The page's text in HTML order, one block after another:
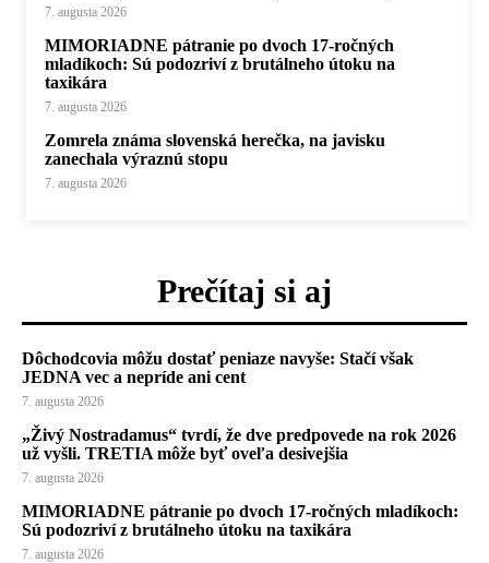
7. augusta 2026
MIMORIADNE pátranie po dvoch 17-ročných
mladíkoch: Sú podozriví z brutálneho útoku na
taxikára
7. augusta 2026
Zomrela známa slovenská herečka, na javisku
zanechala výraznú stopu
7. augusta 2026
Prečítaj si aj
Dôchodcovia môžu dostať peniaze navyše: Stačí však
JEDNA vec a nepríde ani cent
7. augusta 2026
„Živý Nostradamus“ tvrdí, že dve predpovede na rok 2026
už vyšli. TRETIA môže byť oveľa desivejšia
7. augusta 2026
MIMORIADNE pátranie po dvoch 17-ročných mladíkoch:
Sú podozriví z brutálneho útoku na taxikára
7. augusta 2026